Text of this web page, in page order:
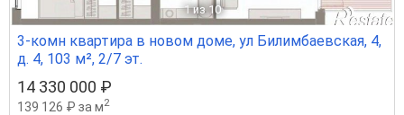
1 из 10
3-комн квартира в новом доме, ул Билимбаевская, 4,
д. 4, 103 м², 2/7 эт.
14 330 000 ₽
139 126 ₽ за м2